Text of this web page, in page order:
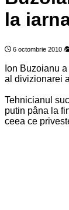
la
6 octombrie 2010 /
Ion Buzoianu
al divizionarei
Tehnicianul
putin pâna la
ceea ce